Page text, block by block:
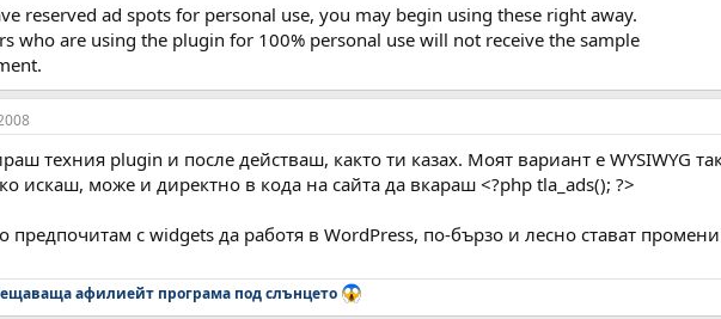
reserved ad spots for personal use, you may begin using these right away.
who are using the plugin for 100% personal use will not receive the sample
техния plugin и после действаш, както ти казах. Моят вариант е WYSIWYG
искаш, може и директно в кода на сайта да вкараш <?php tla_ads(); ?>
предпочитам с widgets да работя в WordPress, по-бързо и лесно стават
афилиейт програма под слънцето